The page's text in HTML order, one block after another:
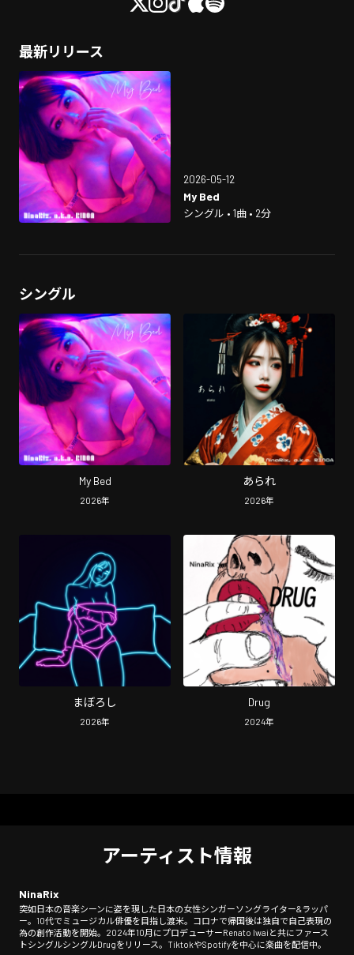
最新リリース
2026-05-12
My Bed
シングル • 1曲 • 2分
シングル
My Bed
2026年
あられ
2026年
まぼろし
2026年
Drug
2024年
アーティスト情報
NinaRix
突如日本の音楽シーンに姿を現した日本の女性シンガーソングライター&ラッパ
ー。10代でミュージカル俳優を目指し渡米。コロナで帰国後は独自で自己表現の
為の創作活動を開始。2024年10月にプロデューサーRenato Iwaiと共にファース
トシングルシングルDrugをリリース。TiktokやSpotifyを中心に楽曲を配信中。